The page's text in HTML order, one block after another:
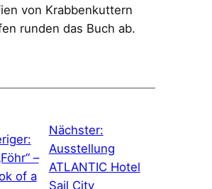
von Krabbenkuttern
runden das Buch ab.
–
of a
Nächster:
Ausstellung
ATLANTIC Hotel
Sail City